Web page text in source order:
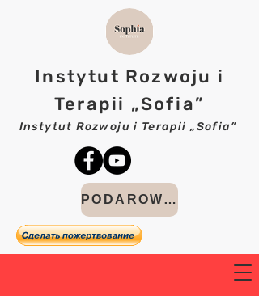
Instytut Rozwoju i
Terapii „Sofia”
Instytut Rozwoju i Terapii „Sofia”
PODAROWAĆ